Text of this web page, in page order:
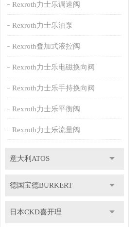
Rexroth力士乐调速阀
Rexroth力士乐油泵
Rexroth叠加式液控阀
Rexroth力士乐电磁换向阀
Rexroth力士乐手持换向阀
Rexroth力士乐平衡阀
Rexroth力士乐流量阀
意大利ATOS
德国宝德BURKERT
日本CKD喜开理